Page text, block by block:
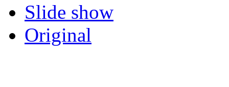
Slide show
Original